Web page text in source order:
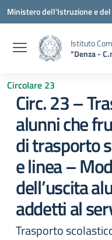
Vai ai contenuti
Vai al menu di navigazione
Vai al footer
Ministero dell'Istruzione e
Istituto
"Denza -
Circolare 23
Circ. 23 –
alunni che
di trasporto
e linea –
dell’uscita
addetti al
Trasporto